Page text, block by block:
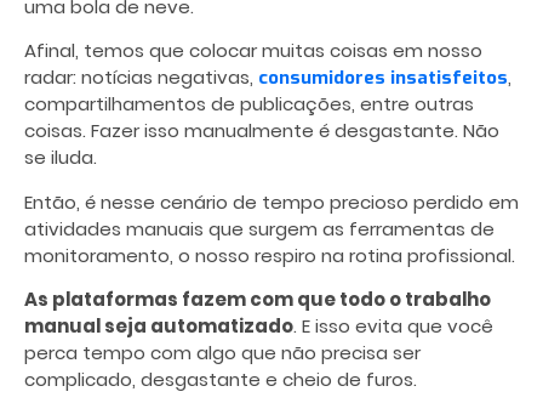
uma bola de neve.
Afinal, temos que colocar muitas coisas em nosso
radar: notícias negativas, consumidores insatisfeitos,
compartilhamentos de publicações, entre outras
coisas. Fazer isso manualmente é desgastante. Não
se iluda.
Então, é nesse cenário de tempo precioso perdido em
atividades manuais que surgem as ferramentas de
monitoramento, o nosso respiro na rotina profissional.
As plataformas fazem com que todo o trabalho
manual seja automatizado. E isso evita que você
perca tempo com algo que não precisa ser
complicado, desgastante e cheio de furos.